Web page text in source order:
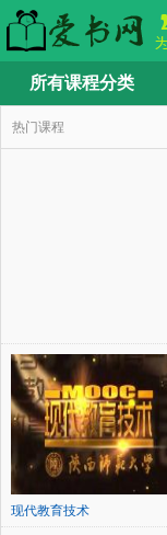
所有课程分类
热门课程
现代教育技术